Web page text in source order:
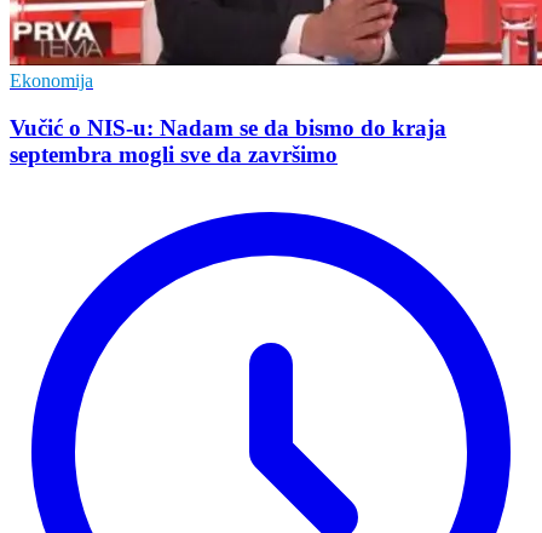
Ekonomija
Vučić o NIS-u: Nadam se da bismo do kraja
septembra mogli sve da završimo